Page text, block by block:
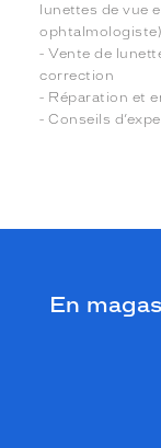
lunettes de vue
ophtalmologiste)
- Vente de
correction
- Réparation et
- Conseils
En